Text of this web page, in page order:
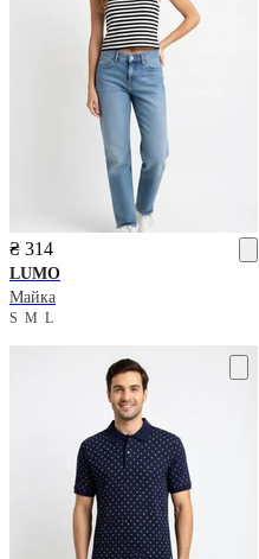
₴ 314
LUMO
Майка
S M L